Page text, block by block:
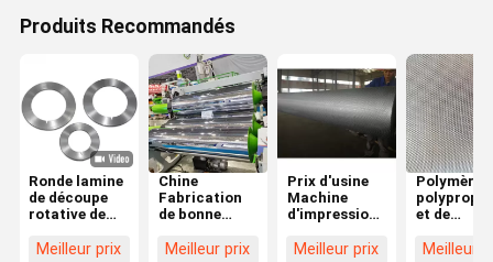
Produits Recommandés
Ronde lamine
de découpe
rotative de
précision
Meilleur prix
Chine
Fabrication
de bonne
en acier poli
Meilleur prix
Prix d'usine
Machine
d'impression
Machine de
Meilleur prix
Polymères
et de
en acier,
Meilleur